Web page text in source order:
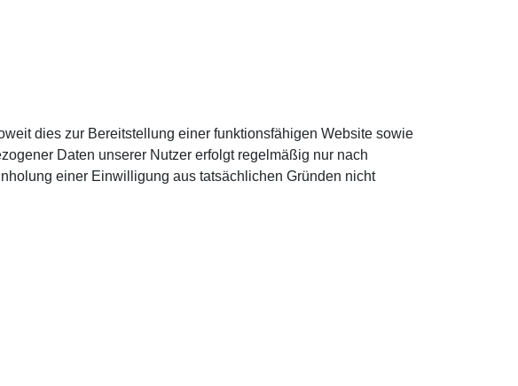
dies zur Bereitstellung einer funktionsfähigen Website sowie
Daten unserer Nutzer erfolgt regelmäßig nur nach
einer Einwilligung aus tatsächlichen Gründen nicht